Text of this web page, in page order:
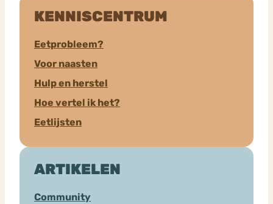
KENNISCENTRUM
Eetprobleem?
Voor naasten
Hulp en herstel
Hoe vertel ik het?
Eetlijsten
ARTIKELEN
Community